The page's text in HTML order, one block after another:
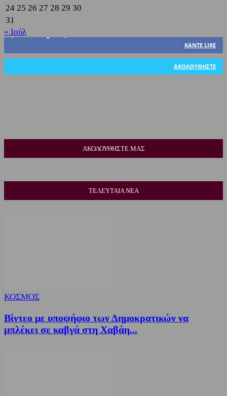
24 25 26 27 28 29 30
31
« Ιούλ
3,822
ΚΆΝΤΕ LIKE
ΑΚΟΛΟΥΘΉΣΤΕ
ΑΚΟΛΟΥΘΗΣΤΕ ΜΑΣ
ΤΕΛΕΥΤΑΙΑ ΝΕΑ
ΚΟΣΜΟΣ
Βίντεο με υποψήφιο των Δημοκρατικών να
μπλέκει σε καβγά στη Χαβάη...